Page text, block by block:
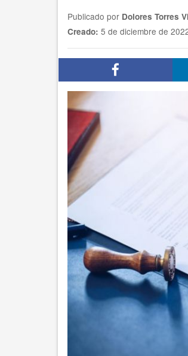
Publicado por Dolores Torres
Creado: 5 de diciembre de